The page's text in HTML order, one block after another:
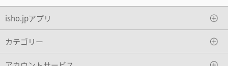
isho.jpアプリ
カテゴリー